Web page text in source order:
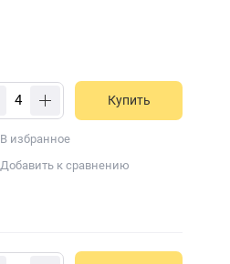
Купить
В избранное
Добавить к сравнению